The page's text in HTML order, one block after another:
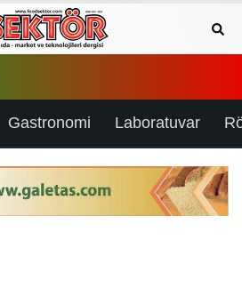
Gastronomi Laboratuvar